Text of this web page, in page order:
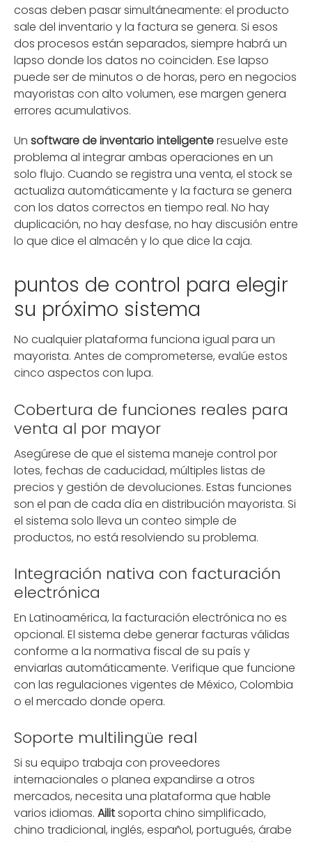
cosas deben pasar simultáneamente: el producto
sale del inventario y la factura se genera. Si esos
dos procesos están separados, siempre habrá un
lapso donde los datos no coinciden. Ese lapso
puede ser de minutos o de horas, pero en negocios
mayoristas con alto volumen, ese margen genera
errores acumulativos.
Un software de inventario inteligenteresuelve este
problema al integrar ambas operaciones en un
solo flujo. Cuando se registra una venta, el stock se
actualiza automáticamente y la factura se genera
con los datos correctos en tiempo real. No hay
duplicación, no hay desfase, no hay discusión entre
lo que dice el almacén y lo que dice la caja.
puntos de control para elegir
su próximo sistema
No cualquier plataforma funciona igual para un
mayorista. Antes de comprometerse, evalúe estos
cinco aspectos con lupa.
Cobertura de funciones reales para
venta al por mayor
Asegúrese de que el sistema maneje control por
lotes, fechas de caducidad, múltiples listas de
precios y gestión de devoluciones. Estas funciones
son el pan de cada día en distribución mayorista. Si
el sistema solo lleva un conteo simple de
productos, no está resolviendo su problema.
Integración nativa con facturación
electrónica
En Latinoamérica, la facturación electrónica no es
opcional. El sistema debe generar facturas válidas
conforme a la normativa fiscal de su país y
enviarlas automáticamente. Verifique que funcione
con las regulaciones vigentes de México, Colombia
o el mercado donde opera.
Soporte multilingüe real
Si su equipo trabaja con proveedores
internacionales o planea expandirse a otros
mercados, necesita una plataforma que hable
varios idiomas. Ailitsoporta chino simplificado,
chino tradicional, inglés, español, portugués, árabe